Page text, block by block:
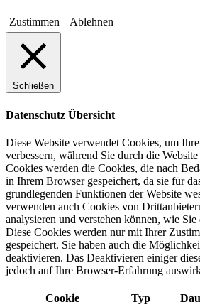
Zustimmen Ablehnen
Schließen
Datenschutz Übersicht
Diese Website verwendet Cookies, um
verbessern, während Sie durch die
Cookies werden die Cookies, die nach
in Ihrem Browser gespeichert, da sie für
grundlegenden Funktionen der Website
verwenden auch Cookies von
analysieren und verstehen können, wie Sie
Diese Cookies werden nur mit Ihrer
gespeichert. Sie haben auch die
deaktivieren. Das Deaktivieren einiger
jedoch auf Ihre Browser-Erfahrung
Cookie Typ